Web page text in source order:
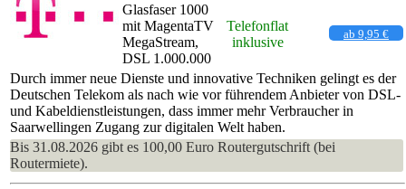
Glasfaser 1000
mit MagentaTV
MegaStream,
DSL 1.000.000
Telefonflat
inklusive
ab 9,95 €
Durch immer neue Dienste und innovative Techniken gelingt es der
Deutschen Telekom als nach wie vor führendem Anbieter von DSL-
und Kabeldienstleistungen, dass immer mehr Verbraucher in
Saarwellingen Zugang zur digitalen Welt haben.
Bis 31.08.2026 gibt es 100,00 Euro Routergutschrift (bei
Routermiete).